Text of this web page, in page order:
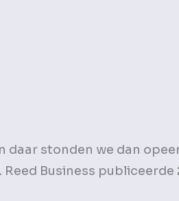
daar stonden we dan
Business publiceerde